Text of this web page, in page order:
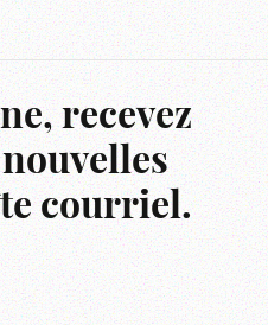
recevez
courriel.